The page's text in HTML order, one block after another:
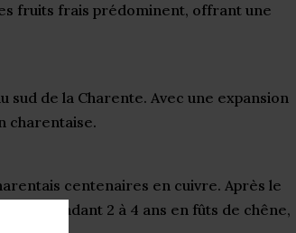
fruits frais prédominent, offrant une
sud de la Charente. Avec une expansion
charentaise.
centenaires en cuivre. Après le
pendant 2 à 4 ans en fûts de chêne,